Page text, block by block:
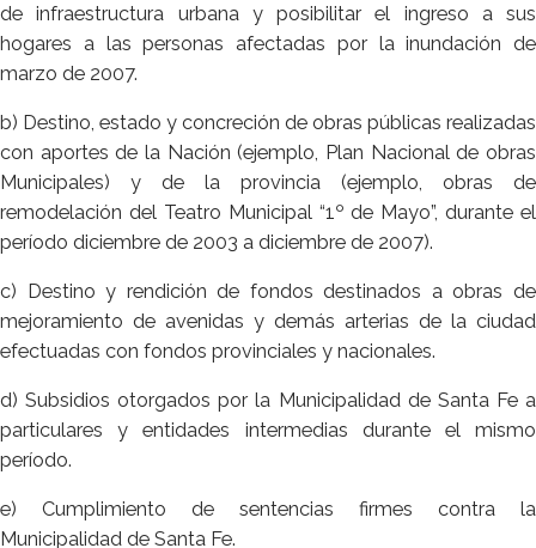
de infraestructura urbana y posibilitar el ingreso a sus
hogares a las personas afectadas por la inundación de
marzo de 2007.
b) Destino, estado y concreción de obras públicas realizadas
con aportes de la Nación (ejemplo, Plan Nacional de obras
Municipales) y de la provincia (ejemplo, obras de
remodelación del Teatro Municipal “1º de Mayo”, durante el
período diciembre de 2003 a diciembre de 2007).
c) Destino y rendición de fondos destinados a obras de
mejoramiento de avenidas y demás arterias de la ciudad
efectuadas con fondos provinciales y nacionales.
d) Subsidios otorgados por la Municipalidad de Santa Fe a
particulares y entidades intermedias durante el mismo
período.
e) Cumplimiento de sentencias firmes contra la
Municipalidad de Santa Fe.